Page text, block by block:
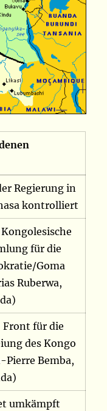
Regierung in
kontrolliert
Kongolesische
für die
Goma
Ruberwa,
Front für die
des Kongo
Pierre Bemba,
umkämpft